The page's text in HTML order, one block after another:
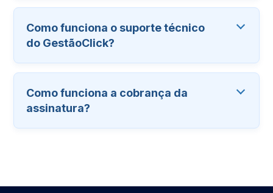
Como funciona o suporte técnico
do GestãoClick?
Como funciona a cobrança da
assinatura?